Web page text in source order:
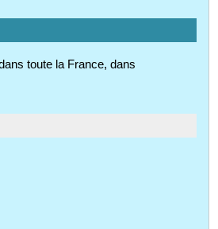
toute la France, dans